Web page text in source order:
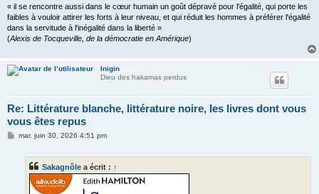
« il se rencontre aussi dans le cœur humain un goût dépravé pour l'égalité, qui porte les
faibles à vouloir attirer les forts à leur niveau, et qui réduit les hommes à préférer l'égalité
dans la servitude à l'inégalité dans la liberté »
(Alexis de Tocqueville, de la démocratie en Amérique)
Inigin
Dieu des hakamas perdus
Re: Littérature blanche, littérature noire, les livres dont vous
vous êtes repus
Mmar. juin 30, 2026 4:51 pm
Sakagnôle a écrit : ↑